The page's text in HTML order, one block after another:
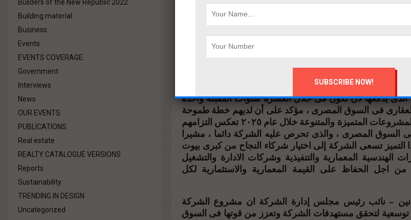
وول و نظام البي في سي ويندو ونظام الفلات سلاب وهذه
العملاء لامتلاك خصوصيتهم داخل وحدتهم السكنية وتقسيم
استحسانا من الجميع وعززت من قوة وأداء الشركة فى السوق
الأساسية للشركة التى تعتمد عليها فى تنفيذ مشروعاتها
الفنية ، والالتزام بالجودة وتحقيق الاستدامة الذى تعتبرهم
يدفعها لان تكون فى خلال العشرة سنوات المقبلة واحدة
فى السوق المصرى ، مؤكد على أن لديهم خطة طموحة
من أجل التوسع بعدد من المشروعات المتميزة والمتنوعة خلال عام ٢٠٢٥ تعكس التزامهم
فى السوق المصرى ، والذى تحرص عليه الشركة دائما ، مشيرا
تسعى الشركة إلى اختيار شركاء النجاح من كبرى بيوت
الهندسية المعمارية والتنفيذية وشركات الادارة والتشغيل
اجل الحفاظ على القيمة المعمارية والاستثمارية لكل
– نائب رئيس مجلس إدارة الشركة ان مشروع الشركة
توسعية لتحقق مستهدفات الشركة وتعزز من قوتها فى السوق
Builders of the New Republic 2022
Building material
Business
Events
EVENTS COVERAGE
Government
Interviews
News
OUR EVENTS
PUBLICATIONS
Real estate
REALTY CATALOGUE VERSIONS
Reports
Sustainability
TRENDING IN DESIGN
Uncategorized